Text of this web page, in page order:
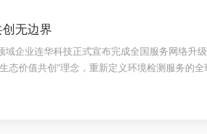
无边界
企业连华科技正式宣布完成全国服务网络
价值共创"理念，重新定义环境检测服务的